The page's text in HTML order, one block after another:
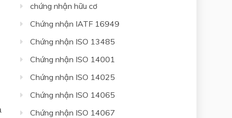
chứng nhận hữu cơ
Chứng nhận IATF 16949
Chứng nhận ISO 13485
Chứng nhận ISO 14001
Chứng nhận ISO 14025
Chứng nhận ISO 14065
Chứng nhận ISO 14067